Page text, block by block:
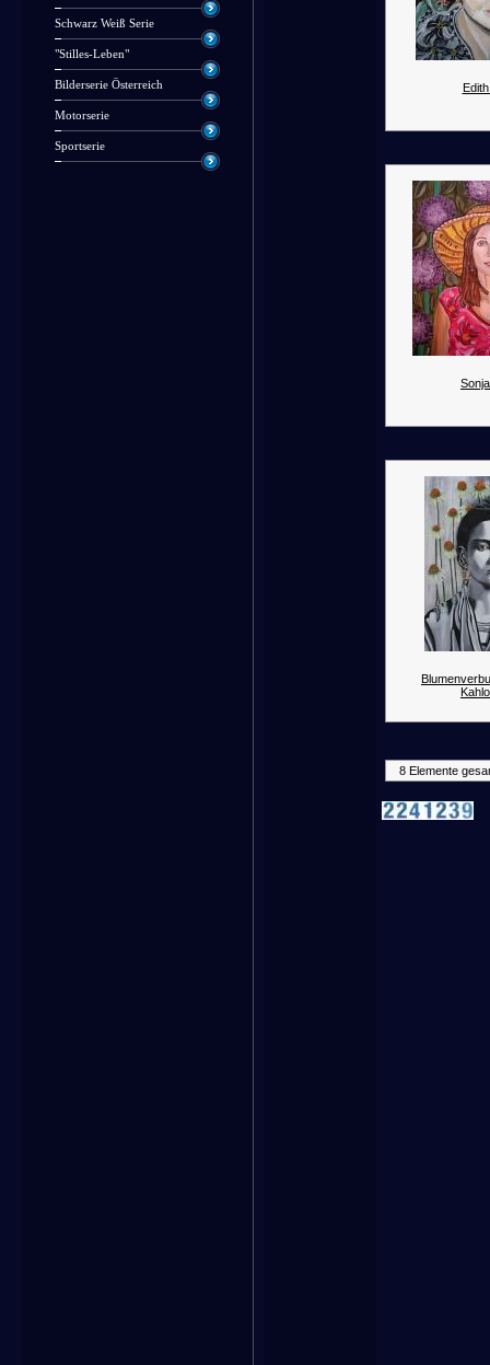
Schwarz Weiß Serie
"Stilles-Leben"
Bilderserie Österreich
Motorserie
Sportserie
8 Elemente